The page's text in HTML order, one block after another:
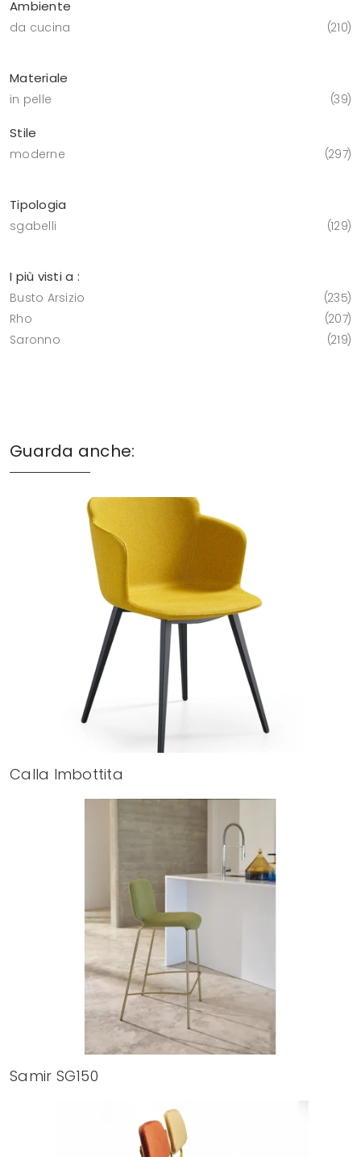
Ambiente
da cucina 210
Materiale
in pelle 39
Stile
moderne 297
Tipologia
sgabelli 129
I più visti a :
Busto Arsizio
235
Rho
207
Saronno
219
Guarda anche:
Calla Imbottita
Samir SG150